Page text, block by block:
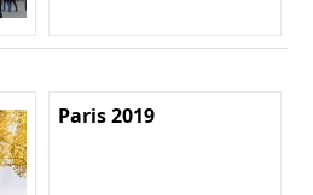
Paris 2019